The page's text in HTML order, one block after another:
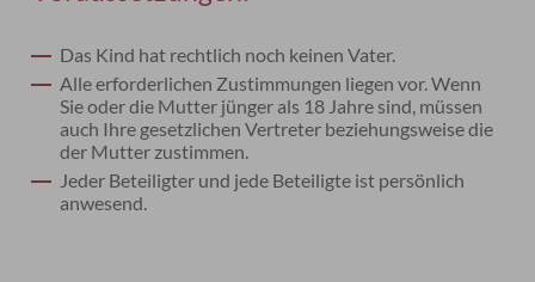
Das Kind hat rechtlich noch keinen Vater.
Alle erforderlichen Zustimmungen liegen vor.Wenn
Sie oder die Mutter jünger als 18 Jahre sind, müssen
auch Ihre gesetzlichen Vertreter beziehungsweise die
der Mutter zustimmen.
Jeder Beteiligter und jede Beteiligte ist persönlich
anwesend.